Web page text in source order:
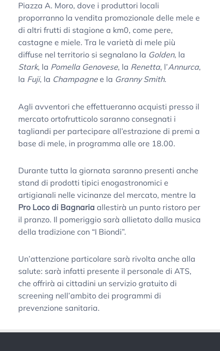
Piazza A. Moro, dove i produttori locali
proporranno la vendita promozionale delle mele e
di altri frutti di stagione a km0, come pere,
castagne e miele. Tra le varietà di mele più
diffuse nel territorio si segnalano la Golden, la
Stark, la Pomella Genovese, la Renetta, l’Annurca,
la Fuji, la Champagnee la Granny Smith.
Agli avventori che effettueranno acquisti presso il
mercato ortofrutticolo saranno consegnati i
tagliandi per partecipare all’estrazione di premi a
base di mele, in programma alle ore 18.00.
Durante tutta la giornata saranno presenti anche
stand di prodotti tipici enogastronomici e
artigianali nelle vicinanze del mercato, mentre la
Pro Loco di Bagnaria allestirà un punto ristoro per
il pranzo. Il pomeriggio sarà allietato dalla musica
della tradizione con “I Biondi”.
Un’attenzione particolare sarà rivolta anche alla
salute: sarà infatti presente il personale di ATS,
che offrirà ai cittadini un servizio gratuito di
screening nell’ambito dei programmi di
prevenzione sanitaria.